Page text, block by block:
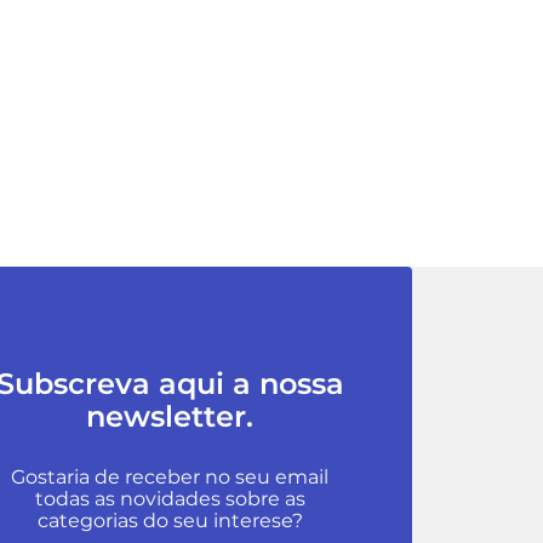
aqui a nossa
newsletter.
Gostaria de receber no seu email
todas as novidades sobre as
categorias do seu interese?